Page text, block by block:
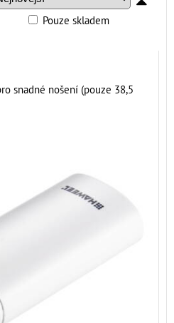
Pouze skladem
snadné nošení (pouze 38,5